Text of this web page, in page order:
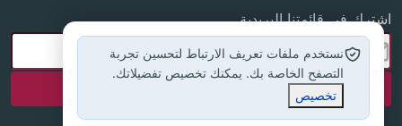
اشترك في قائمتنا البريدية
نستخدم ملفات تعريف الارتباط لتحسين تجربة
التصفح الخاصة بك. يمكنك تخصيص تفضيلاتك.
تخصيص